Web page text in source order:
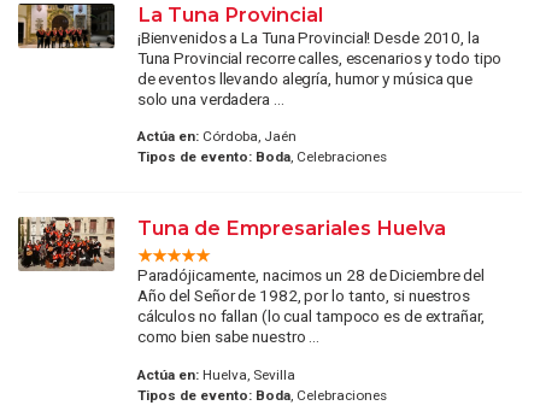
La Tuna Provincial
¡Bienvenidos a La Tuna Provincial! Desde 2010, la
Tuna Provincial recorre calles, escenarios y todo tipo
de eventos llevando alegría, humor y música que
solo una verdadera ...
Actúa en:Córdoba, Jaén
Tipos de evento: Boda, Celebraciones
Tuna de Empresariales Huelva
Paradójicamente, nacimos un 28 de Diciembre del
Año del Señor de 1982, por lo tanto, si nuestros
cálculos no fallan (lo cual tampoco es de extrañar,
como bien sabe nuestro ...
Actúa en:Huelva, Sevilla
Tipos de evento: Boda, Celebraciones